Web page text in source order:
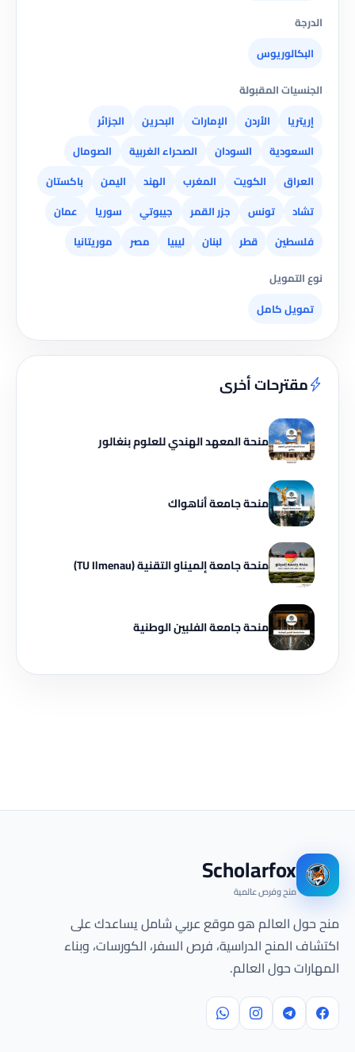
الدرجة
البكالوريوس
الجنسيات المقبولة
إريتريا
الأردن الإمارات البحرين
الجزائر
السعودية
السودان الصحراء الغربية
الصومال
العراق
الكويت المغرب الهند اليمن
باكستان
تشاد
تونس جزر القمر جيبوتي سوريا
عمان
فلسطين
قطر لبنان ليبيا مصر
موريتانيا
نوع التمويل
تمويل كامل
مقترحات أخرى
منحة المعهد الهندي للعلوم بنغالور
منحة جامعة أناهواك
منحة جامعة إلميناو التقنية (TU Ilmenau)
منحة جامعة الفلبين الوطنية
Scholarfox
منح وفرص عالمية
منح حول العالم هو موقع عربي شامل يساعدك على
اكتشاف المنح الدراسية، فرص السفر، الكورسات، وبناء
المهارات حول العالم.